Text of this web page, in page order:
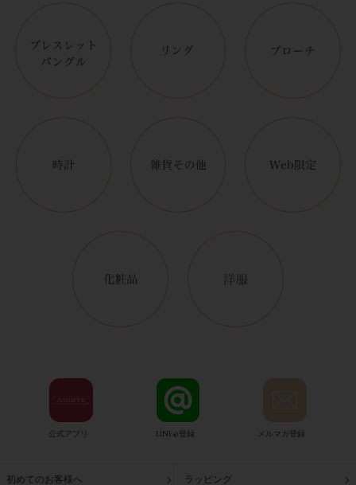
公式アプリ LINE@登録 メルマガ登録
初めてのお客様へ ラッピング